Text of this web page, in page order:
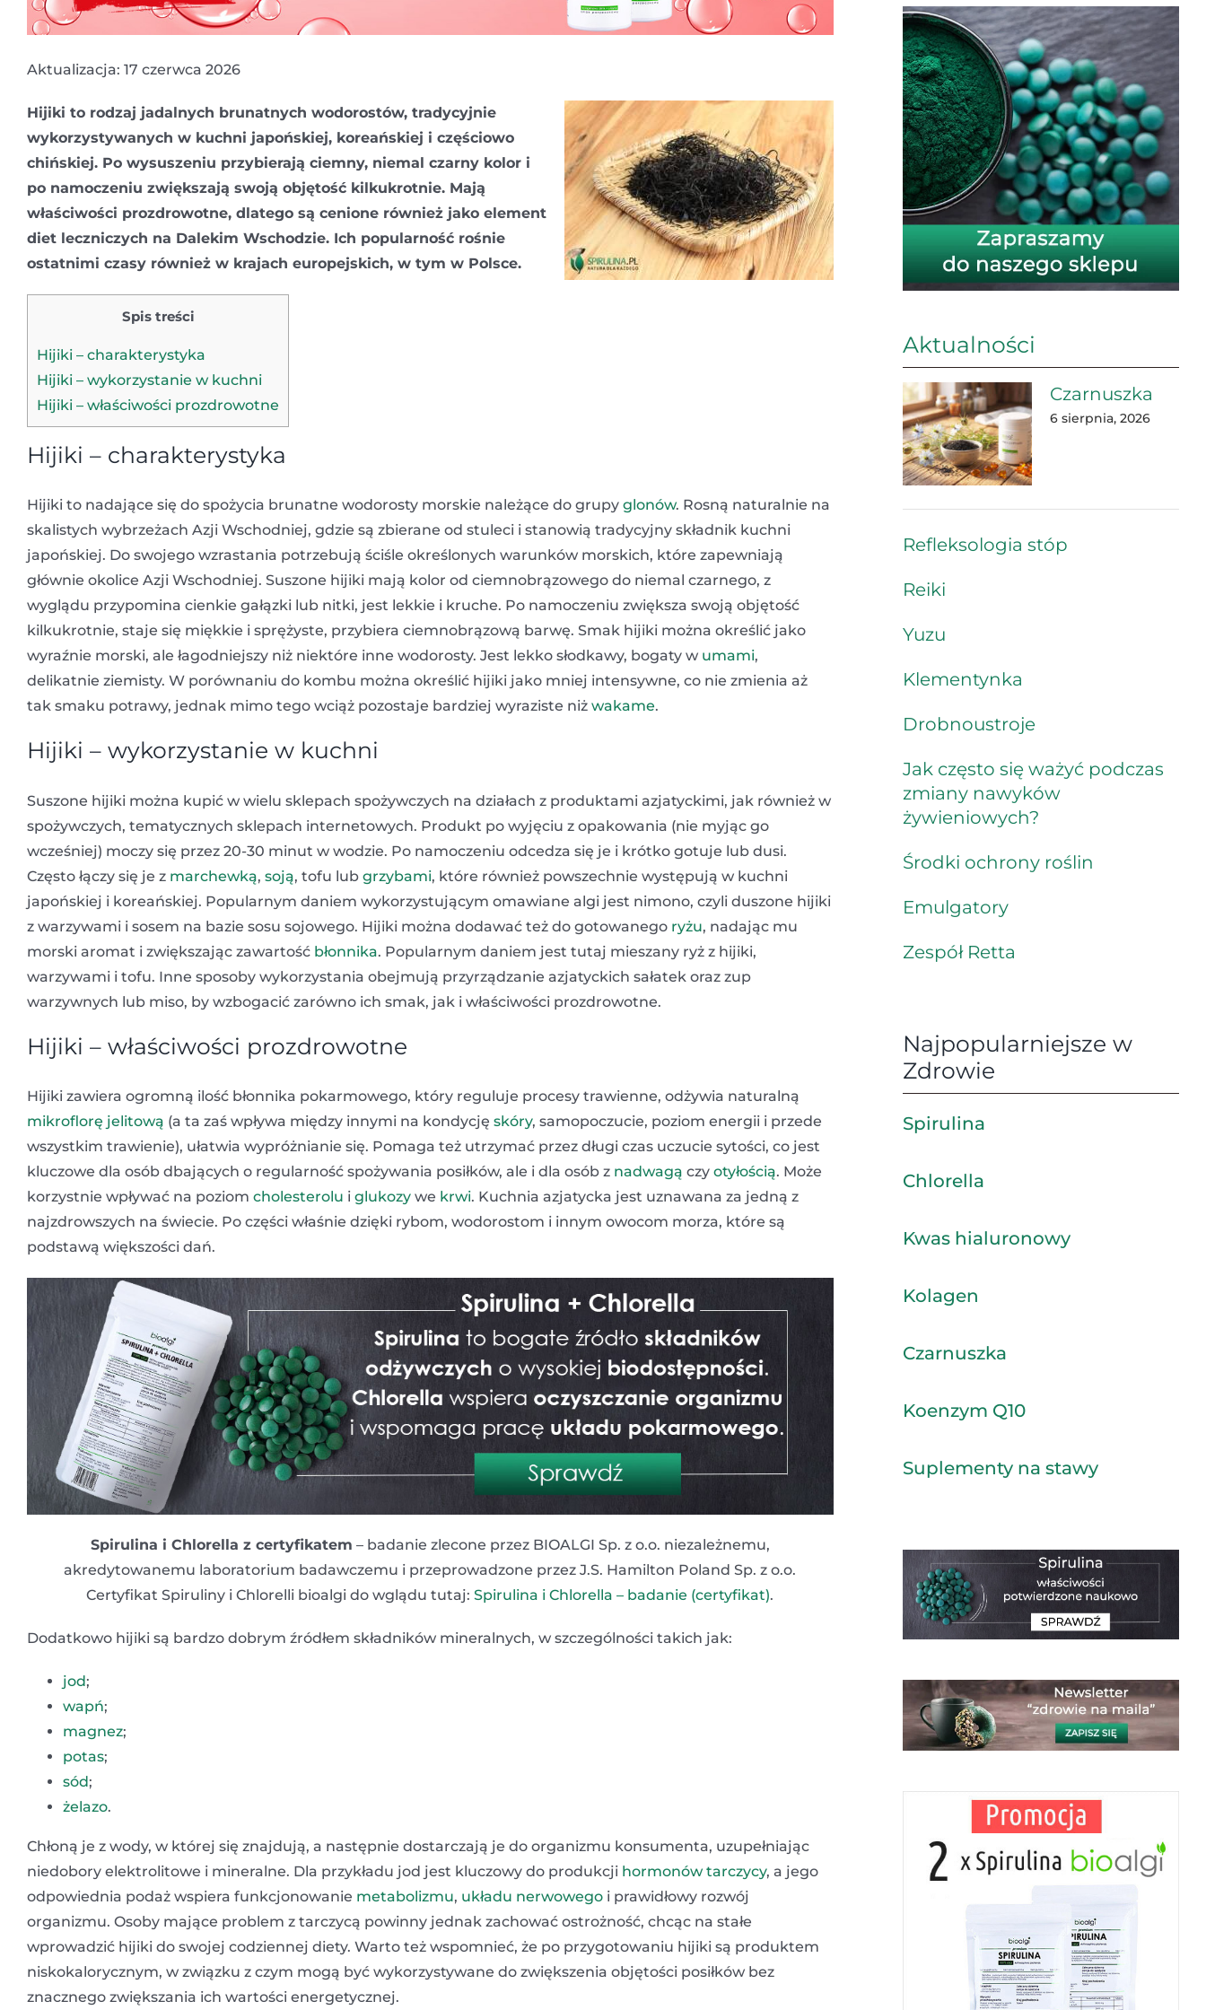
Aktualizacja: 17 czerwca 2026
Hijiki to rodzaj jadalnych brunatnych wodorostów, tradycyjnie
wykorzystywanych w kuchni japońskiej, koreańskiej i częściowo
chińskiej. Po wysuszeniu przybierają ciemny, niemal czarny kolor i
po namoczeniu zwiększają swoją objętość kilkukrotnie. Mają
właściwości prozdrowotne, dlatego są cenione również jako element
diet leczniczych na Dalekim Wschodzie. Ich popularność rośnie
ostatnimi czasy również w krajach europejskich, w tym w Polsce.
Spis treści
Hijiki – charakterystyka
Hijiki – wykorzystanie w kuchni
Hijiki – właściwości prozdrowotne
Hijiki – charakterystyka
Hijiki to nadające się do spożycia brunatne wodorosty morskie należące do grupy glonów. Rosną naturalnie na
skalistych wybrzeżach Azji Wschodniej, gdzie są zbierane od stuleci i stanowią tradycyjny składnik kuchni
japońskiej. Do swojego wzrastania potrzebują ściśle określonych warunków morskich, które zapewniają
głównie okolice Azji Wschodniej. Suszone hijiki mają kolor od ciemnobrązowego do niemal czarnego, z
wyglądu przypomina cienkie gałązki lub nitki, jest lekkie i kruche. Po namoczeniu zwiększa swoją objętość
kilkukrotnie, staje się miękkie i sprężyste, przybiera ciemnobrązową barwę. Smak hijiki można określić jako
wyraźnie morski, ale łagodniejszy niż niektóre inne wodorosty. Jest lekko słodkawy, bogaty w umami,
delikatnie ziemisty. W porównaniu do kombu można określić hijiki jako mniej intensywne, co nie zmienia aż
tak smaku potrawy, jednak mimo tego wciąż pozostaje bardziej wyraziste niż wakame.
Hijiki – wykorzystanie w kuchni
Suszone hijiki można kupić w wielu sklepach spożywczych na działach z produktami azjatyckimi, jak również w
spożywczych, tematycznych sklepach internetowych. Produkt po wyjęciu z opakowania (nie myjąc go
wcześniej) moczy się przez 20-30 minut w wodzie. Po namoczeniu odcedza się je i krótko gotuje lub dusi.
Często łączy się je z marchewką, soją, tofu lub grzybami, które również powszechnie występują w kuchni
japońskiej i koreańskiej. Popularnym daniem wykorzystującym omawiane algi jest nimono, czyli duszone hijiki
z warzywami i sosem na bazie sosu sojowego. Hijiki można dodawać też do gotowanego ryżu, nadając mu
morski aromat i zwiększając zawartość błonnika. Popularnym daniem jest tutaj mieszany ryż z hijiki,
warzywami i tofu. Inne sposoby wykorzystania obejmują przyrządzanie azjatyckich sałatek oraz zup
warzywnych lub miso, by wzbogacić zarówno ich smak, jak i właściwości prozdrowotne.
Hijiki – właściwości prozdrowotne
Hijiki zawiera ogromną ilość błonnika pokarmowego, który reguluje procesy trawienne, odżywia naturalną
mikroflorę jelitową (a ta zaś wpływa między innymi na kondycję skóry, samopoczucie, poziom energii i przede
wszystkim trawienie), ułatwia wypróżnianie się. Pomaga też utrzymać przez długi czas uczucie sytości, co jest
kluczowe dla osób dbających o regularność spożywania posiłków, ale i dla osób z nadwagą czy otyłością. Może
korzystnie wpływać na poziom cholesterolu i glukozy we krwi. Kuchnia azjatycka jest uznawana za jedną z
najzdrowszych na świecie. Po części właśnie dzięki rybom, wodorostom i innym owocom morza, które są
podstawą większości dań.
Spirulina i Chlorella z certyfikatem – badanie zlecone przez BIOALGI Sp. z o.o. niezależnemu,
akredytowanemu laboratorium badawczemu i przeprowadzone przez J.S. Hamilton Poland Sp. z o.o.
Certyfikat Spiruliny i Chlorelli bioalgi do wglądu tutaj:Spirulina i Chlorella – badanie (certyfikat).
Dodatkowo hijiki są bardzo dobrym źródłem składników mineralnych, w szczególności takich jak:
jod;
wapń;
magnez;
potas;
sód;
żelazo.
Chłoną je z wody, w której się znajdują, a następnie dostarczają je do organizmu konsumenta, uzupełniając
niedobory elektrolitowe i mineralne. Dla przykładu jod jest kluczowy do produkcji hormonów tarczycy, a jego
odpowiednia podaż wspiera funkcjonowanie metabolizmu, układu nerwowego i prawidłowy rozwój
organizmu. Osoby mające problem z tarczycą powinny jednak zachować ostrożność, chcąc na stałe
wprowadzić hijiki do swojej codziennej diety. Warto też wspomnieć, że po przygotowaniu hijiki są produktem
niskokalorycznym, w związku z czym mogą być wykorzystywane do zwiększenia objętości posiłków bez
znacznego zwiększania ich wartości energetycznej.
Aktualności
Czarnuszka
6 sierpnia, 2026
Refleksologia stóp
Reiki
Yuzu
Klementynka
Drobnoustroje
Jak często się ważyć podczas
zmiany nawyków
żywieniowych?
Środki ochrony roślin
Emulgatory
Zespół Retta
Najpopularniejsze w
Zdrowie
Spirulina
Chlorella
Kwas hialuronowy
Kolagen
Czarnuszka
Koenzym Q10
Suplementy na stawy